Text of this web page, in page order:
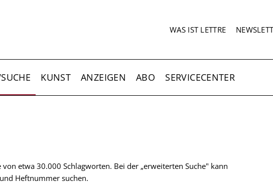
WAS IST LETTRE
KUNST ANZEIGEN ABO SERVICECENTER
etwa 30.000 Schlagworten. Bei der „erweiterten Suche" kann
Heftnummer suchen.